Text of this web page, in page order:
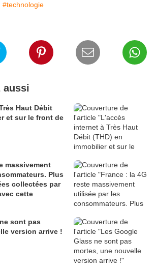
#technologie
aussi
Haut Débit
et sur le front de
massivement
Plus
collectées par
cette
sont pas
version arrive !